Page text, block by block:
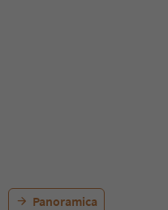
Panoramica